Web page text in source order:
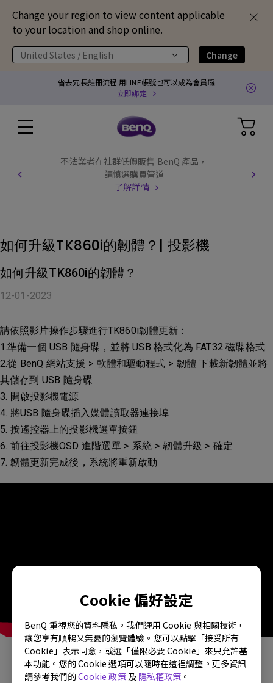
Change your region to view content applicable
to your location and shop online.
United States / English Change
Cookie 偏好設定
BenQ 重視您的資料隱私。我們運用 Cookie 與相關技術，
讓您享有順暢又無憂的瀏覽體驗。您可以點擊「接受所有
Cookie」表示同意，或選「僅限必要 Cookie」來只允許基
本功能。您的 Cookie 選項可以隨時在這裡調整。更多資訊
請參考我們的Cookie 政策及 隱私權政策 。
省去冗長註冊流程 用LINE帳號也可以成為會員囉
立即綁定
不法業者在社群低價販售 BenQ 產品，
請慎選購買管道
了解詳情
如何升級TK860i的韌體？| 投影機
如何升級TK860i的韌體？
12-01-2023
請依照影片操作步驟進行TK860i韌體更新：
1.準備一個 USB 隨身碟，並將 USB 格式化為 FAT32 磁碟格式
2.從 BenQ 網站支援 > 軟體和驅動程式 > 韌體 下載新韌體並將
其儲存到 USB 隨身碟
3. 開啟投影機電源
4. 將USB 隨身碟插入媒體讀取器連接埠
5. 按遙控器上的投影機選單按鈕
6. 前往投影機OSD 進階選單 > 系統 > 韌體升級 > 確定
7. 韌體更新完成後，系統將重新啟動